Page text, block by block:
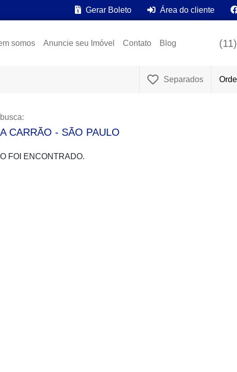
Gerar Boleto Área do cliente
somos Anuncie seu Imóvel Contato Blog (11)
Separados
CARRÃO - SÃO PAULO
FOI ENCONTRADO.